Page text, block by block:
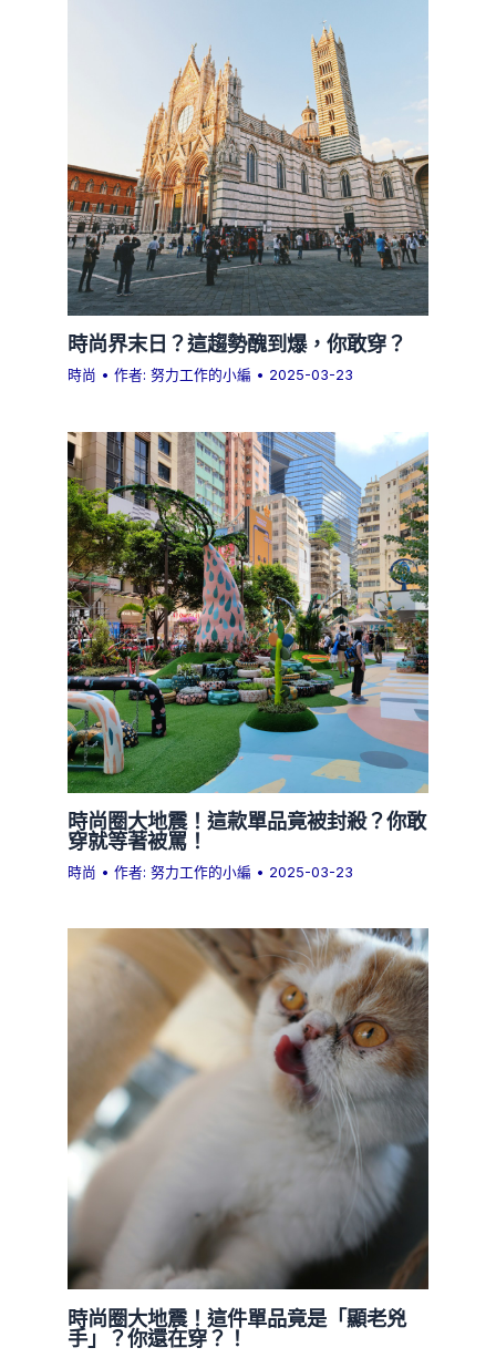
時尚界末日？這趨勢醜到爆，你敢穿？
時尚 • 作者:努力工作的小編 • 2025-03-23
時尚圈大地震！這款單品竟被封殺？你敢
穿就等著被罵！
時尚 • 作者:努力工作的小編 • 2025-03-23
時尚圈大地震！這件單品竟是「顯老兇
手」？你還在穿？！